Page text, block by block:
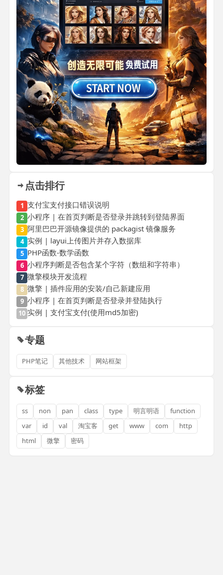
点击排行
1 支付宝支付接口错误说明
2 小程序 | 在首页判断是否登录并跳转到登陆界面
3 阿里巴巴开源镜像提供的 packagist 镜像服务
4 实例 | layui上传图片并存入数据库
5 PHP函数-数学函数
6 小程序判断是否包含某个字符（数组和字符串）
7 微擎模块开发流程
8 微擎 | 插件应用的安装/自己新建应用
9 小程序 | 在首页判断是否登录并登陆执行
10 实例 | 支付宝支付(使用md5加密)
专题
PHP笔记 其他技术 网站框架
标签
ss non pan class type 明言明语
function
var
id val 淘宝客 get www com
http
html
微擎 密码